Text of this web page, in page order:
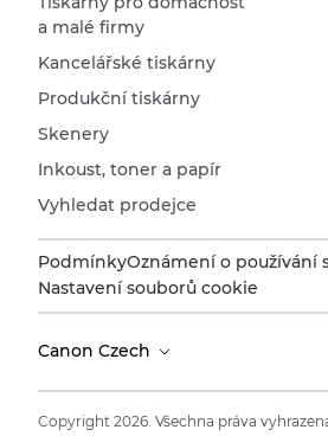
a malé firmy
Kancelářské tiskárny
Produkční tiskárny
Skenery
Inkoust, toner a papír
Vyhledat prodejce
PodmínkyOznámení o používání
Nastavení souborů cookie
Canon Czech
Copyright 2026. Všechna práva